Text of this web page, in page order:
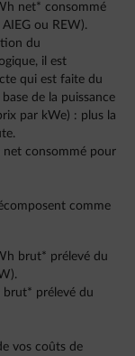
net* consommé
ou REW).
du
il est
qui est faite du
de la puissance
par kWe) : plus la
consommé pour
comme
brut* prélevé du
prélevé du
vos coûts de